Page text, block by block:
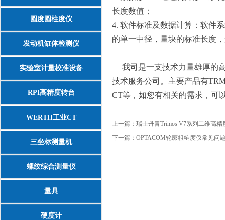
圆度圆柱度仪
发动机缸体检测仪
实验室计量校准设备
RPI高精度转台
WERTH工业CT
三坐标测量机
螺纹综合测量仪
量具
硬度计
长度数值；
4. 软件标准及数据计算：软件
的单一中径，量块的标准长度
我司是一支技术力量雄厚的
技术服务公司。主要产品有
CT等，如您有相关的需求，可
上一篇： 瑞士丹青Trimos V7系列二维高
下一篇： OPTACOM轮廓粗糙度仪常见问